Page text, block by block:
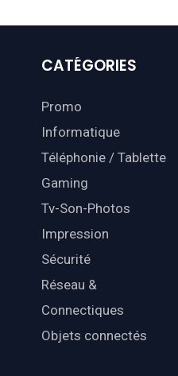
CATÉGORIES
Promo
Informatique
Téléphonie / Tablette
Gaming
Tv-Son-Photos
Impression
Sécurité
Réseau &
Connectiques
Objets connectés